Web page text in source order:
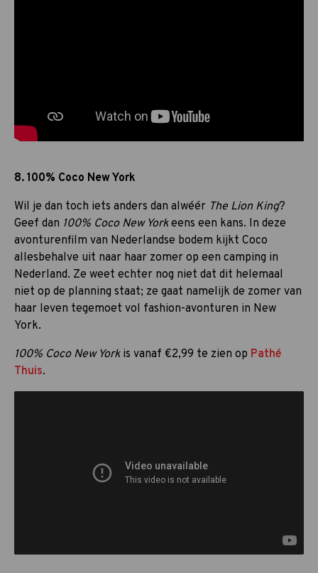
8. 100% Coco New York
Wil je dan toch iets anders dan alwéér The Lion King?
Geef dan 100% Coco New Yorkeens een kans. In deze
avonturenfilm van Nederlandse bodem kijkt Coco
allesbehalve uit naar haar zomer op een camping in
Nederland. Ze weet echter nog niet dat dit helemaal
niet op de planning staat; ze gaat namelijk de zomer van
haar leven tegemoet vol fashion-avonturen in New
York.
100% Coco New Yorkis vanaf €2,99 te zien op Pathé
Thuis.